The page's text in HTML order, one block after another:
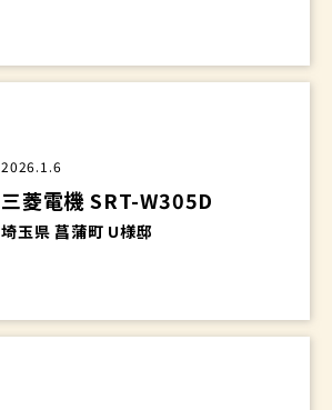
2026.1.6
三菱電機 SRT-W305D
埼玉県 菖蒲町 U様邸